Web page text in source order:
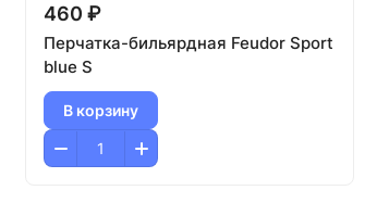
460 ₽
Перчатка-бильярдная Feudor Sport
blue S
В корзину